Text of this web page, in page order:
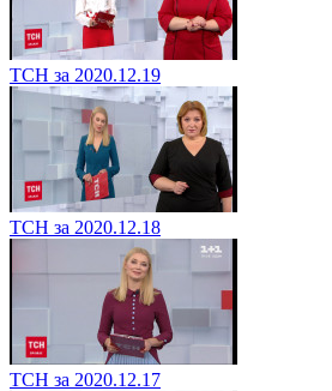
ТСН за 2020.12.19
ТСН за 2020.12.18
ТСН за 2020.12.17